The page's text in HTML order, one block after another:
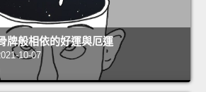
牌般相依的好運與厄運
10-07